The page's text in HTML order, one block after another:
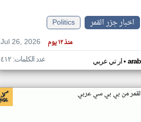
اخبار جزر القمر
Politics
Jul 26, 2026
منذ ١٢ يوم
ار تي عربي• عدد الكلمات: ٤١٢
من بي بي سي عربي